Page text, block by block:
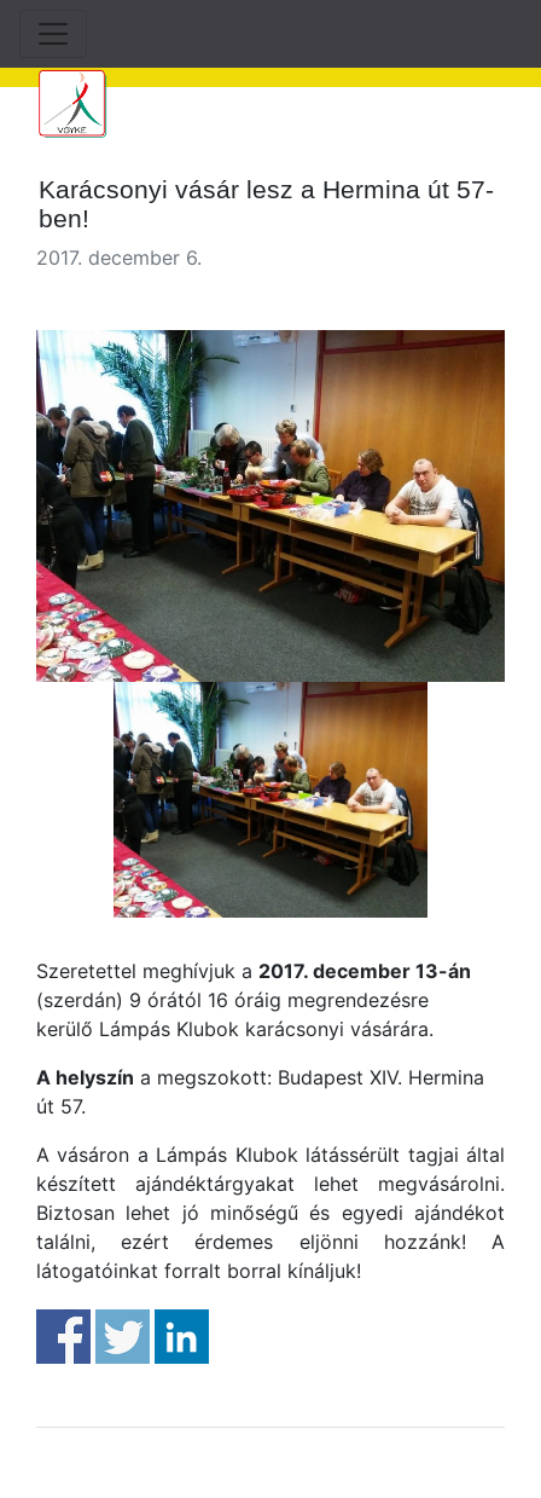
Karácsonyi vásár lesz a Hermina út 57-
ben!
2017. december 6.
Szeretettel meghívjuk a 2017. december 13-án
(szerdán) 9 órától 16 óráig megrendezésre
kerülő Lámpás Klubok karácsonyi vásárára.
A helyszín a megszokott: Budapest XIV. Hermina
út 57.
A vásáron a Lámpás Klubok látássérült tagjai által
készített ajándéktárgyakat lehet megvásárolni.
Biztosan lehet jó minőségű és egyedi ajándékot
találni, ezért érdemes eljönni hozzánk! A
látogatóinkat forralt borral kínáljuk!